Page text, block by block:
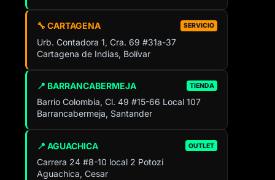
🔧 CARTAGENA SERVICIO
Urb. Contadora 1, Cra. 69 #31a-37
Cartagena de Indias, Bolívar
📍 BARRANCABERMEJA TIENDA
Barrio Colombia, Cl. 49 #15-66 Local 107
Barrancabermeja, Santander
📍 AGUACHICA OUTLET
Carrera 24 #8-10 local 2 Potozí
Aguachica, Cesar